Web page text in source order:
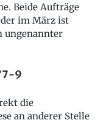
Beide Aufträge
im März ist
ungenannter
9
die
an anderer Stelle